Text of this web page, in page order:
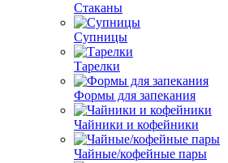
Стаканы
Супницы
Тарелки
Формы для запекания
Чайники и кофейники
Чайные/кофейные пары